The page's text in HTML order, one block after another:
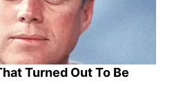
Turned Out To Be